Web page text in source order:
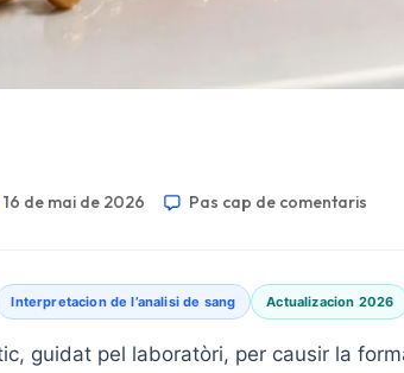
16 de mai de 2026 Pas cap de comentaris
Interpretacion de l’analisi de sang Actualizacion 2026
guidat pel laboratòri, per causir la